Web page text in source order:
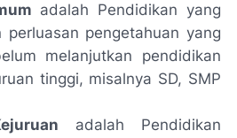
adalah Pendidikan yang
perluasan pengetahuan yang
melanjutkan pendidikan
tinggi, misalnya SD, SMP
adalah Pendidikan